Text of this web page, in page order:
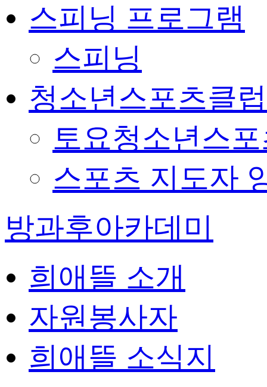
스피닝 프로그램
스피닝
청소년스포츠클
토요청소년스
스포츠 지도자
방과후아카데미
희애뜰 소개
자원봉사자
희애뜰 소식지